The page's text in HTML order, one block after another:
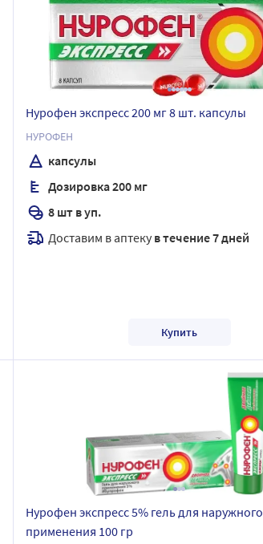
Нурофен экспресс 200 мг 8 шт. капсулы
НУРОФЕН
капсулы
Дозировка 200 мг
8 шт в уп.
Доставим в аптеку в течение 7 дней
Купить
Нурофен экспресс 5% гель для наружного
применения 100 гр